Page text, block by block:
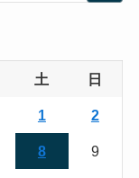
土 日
1 2
8 9